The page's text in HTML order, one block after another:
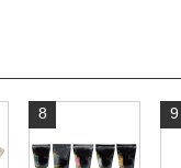
8 9